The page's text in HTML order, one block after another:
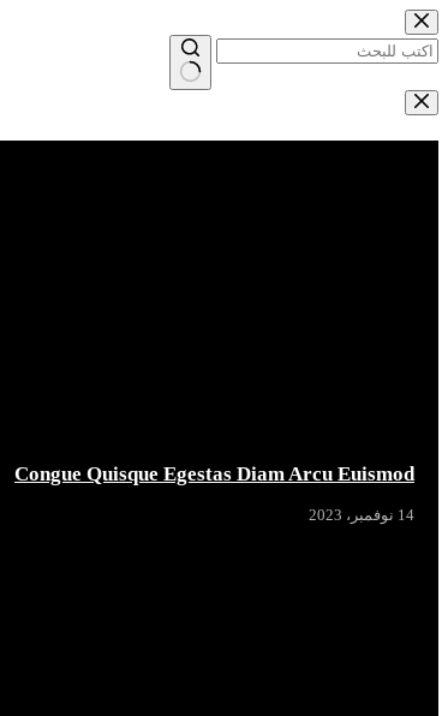
التجاوز
إلى
المحتوى
لا
نتائج
Congue Quisque Egestas Diam Arcu Euismod
14 نوفمبر، 2023